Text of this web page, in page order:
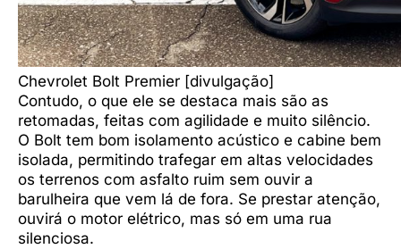
Chevrolet Bolt Premier [divulgação]
Contudo, o que ele se destaca mais são as
retomadas, feitas com agilidade e muito silêncio.
O Bolt tem bom isolamento acústico e cabine bem
isolada, permitindo trafegar em altas velocidades
os terrenos com asfalto ruim sem ouvir a
barulheira que vem lá de fora. Se prestar atenção,
ouvirá o motor elétrico, mas só em uma rua
silenciosa.